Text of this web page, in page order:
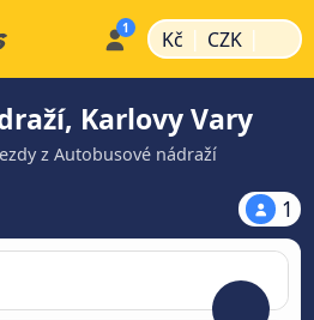
Kč | CZK |
Karlovy Vary
z Autobusové nádraží
1